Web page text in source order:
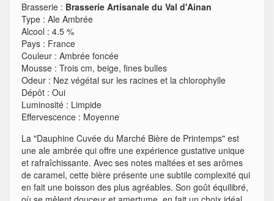
Brasserie : Brasserie Artisanale du Val d'Ainan
Type : Ale Ambrée
Alcool : 4.5 %
Pays : France
Couleur : Ambrée foncée
Mousse : Trois cm, beige, fines bulles
Odeur : Nez végétal sur les racines et la chlorophylle
Dépôt : Oui
Luminosité : Limpide
Effervescence : Moyenne
La "Dauphine Cuvée du Marché Bière de Printemps" est
une ale ambrée qui offre une expérience gustative unique
et rafraîchissante. Avec ses notes maltées et ses arômes
de caramel, cette bière présente une subtile complexité qui
en fait une boisson des plus agréables. Son goût équilibré,